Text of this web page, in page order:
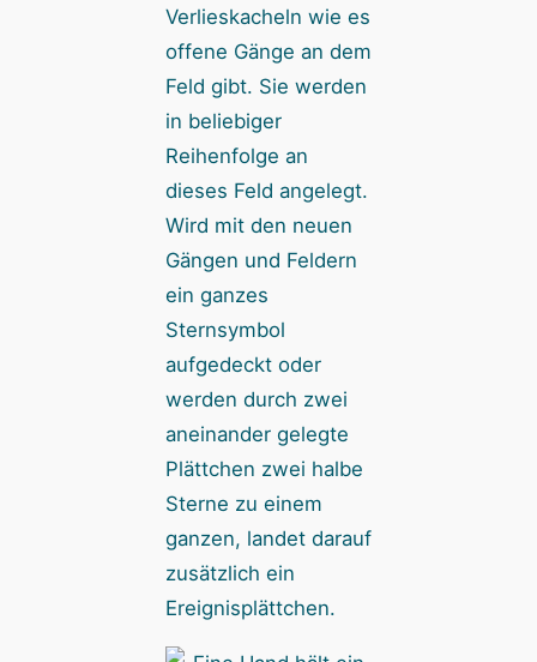
Verlieskacheln wie es
offene Gänge an dem
Feld gibt. Sie werden
in beliebiger
Reihenfolge an
dieses Feld angelegt.
Wird mit den neuen
Gängen und Feldern
ein ganzes
Sternsymbol
aufgedeckt oder
werden durch zwei
aneinander gelegte
Plättchen zwei halbe
Sterne zu einem
ganzen, landet darauf
zusätzlich ein
Ereignisplättchen.